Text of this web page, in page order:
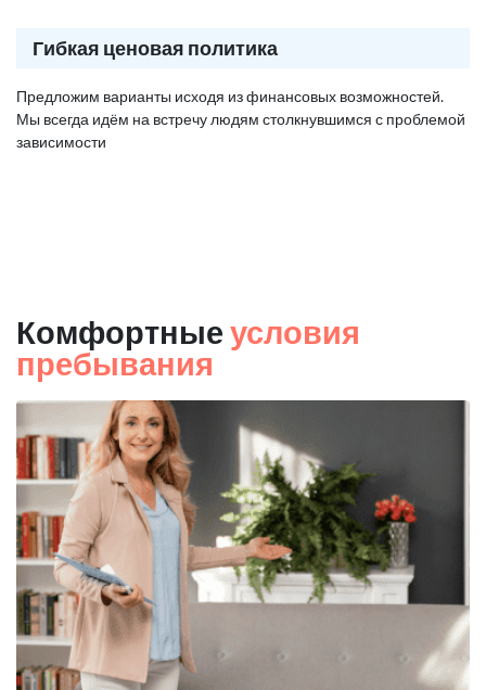
Гибкая ценовая политика
Предложим варианты исходя из финансовых возможностей.
Мы всегда идём на встречу людям столкнувшимся с проблемой
зависимости
Комфортные условия
пребывания